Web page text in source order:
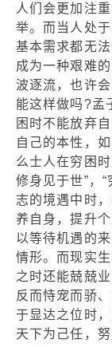
人们会更加注
举。而当人处
基本需求都无
成为一种艰难
波逐流，也许
能这样做吗?孟
困时不能放弃
自己的本性，
么士人在穷困
修身见于世”，
志的境遇中时
养自身，提升
以等待机遇的
情形。而现实
之时还能兢兢
反而恃宠而骄
于显达之位时
天下为己任，